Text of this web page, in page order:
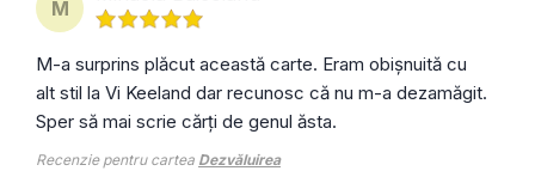
M
M-a surprins plăcut această carte. Eram obișnuită cu
alt stil la Vi Keeland dar recunosc că nu m-a dezamăgit.
Sper să mai scrie cărți de genul ăsta.
Recenzie pentru cartea Dezvăluirea